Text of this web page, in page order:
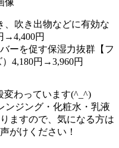
、吹き出物などに有効な
→4,400円
ーを促す保湿力抜群【フ
4,180円→3,960円
変わっています(^_^)
ンジング・化粧水・乳液
ますので、気になる方は
がけください！